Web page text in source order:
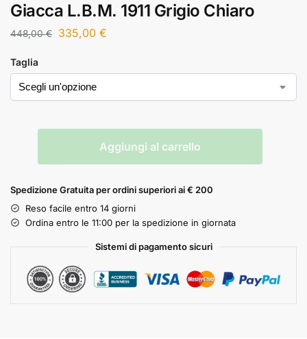
Giacca L.B.M. 1911 Grigio Chiaro
448,00€ 335,00 €
Taglia
Aggiungi al carrello
Spedizione Gratuita per ordini superiori ai € 200
Reso facile entro 14 giorni
Ordina entro le 11:00 per la spedizione in giornata
Sistemi di pagamento sicuri